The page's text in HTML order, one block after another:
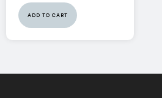
ADD TO CART
Praktik PRO Inverter